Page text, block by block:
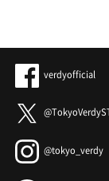
verdyofficial
@tokyo_verdy